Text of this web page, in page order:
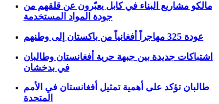
مالكو مشاريع البناء في كابل يعبّرون عن قلقهم من
جودة المواد المستخدمة
عودة 325 مهاجراً أفغانياً من باكستان إلى وطنهم
اشتباكات جديدة بين جبهة حرية أفغانستان وطالبان
في بدخشان
طالبان تؤكد على أهمية تمثيل أفغانستان في الأمم
المتحدة